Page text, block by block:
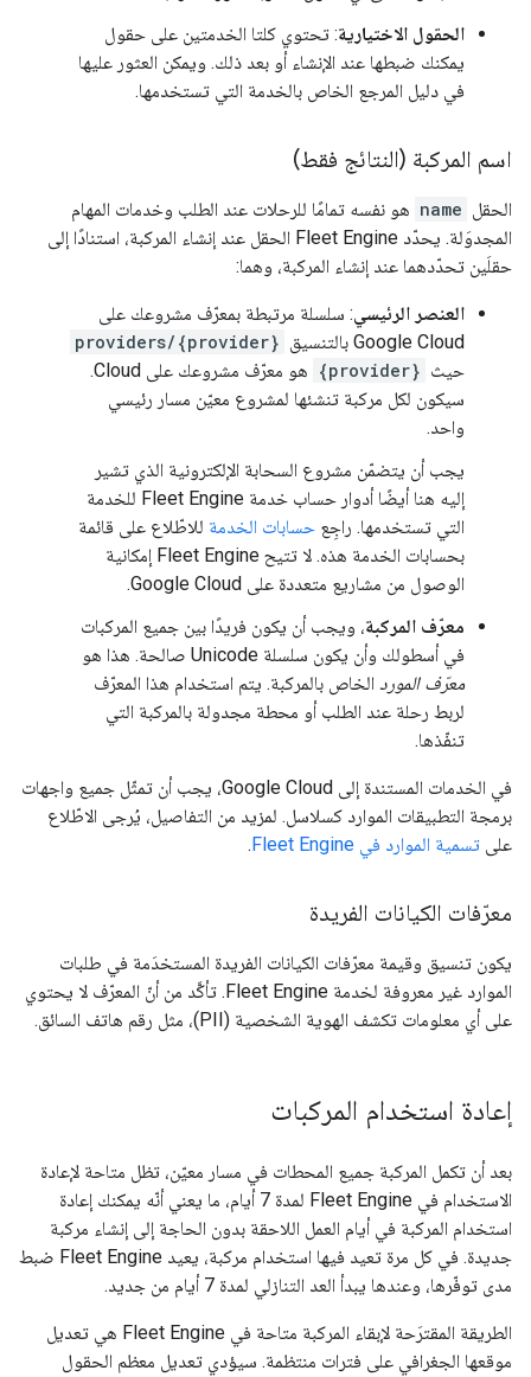
الحقول الاختيارية: تحتوي كلتا الخدمتين على حقول
يمكنك ضبطها عند الإنشاء أو بعد ذلك. ويمكن العثور عليها
في دليل المرجع الخاص بالخدمة التي تستخدمها.
اسم المركبة (النتائج فقط)
الحقل name هو نفسه تمامًا للرحلات عند الطلب وخدمات المهام
المجدوَلة. يحدّد Fleet Engine الحقل عند إنشاء المركبة، استنادًا إلى
حقلَين تحدّدهما عند إنشاء المركبة، وهما:
العنصر الرئيسي: سلسلة مرتبطة بمعرّف مشروعك على
Google Cloud بالتنسيق
providers/{provider}
حيث {provider}
هو معرّف مشروعك على Cloud.
سيكون لكل مركبة تنشئها لمشروع معيّن مسار رئيسي
واحد.
يجب أن يتضمّن مشروع السحابة الإلكترونية الذي تشير
إليه هنا أيضًا أدوار حساب خدمة Fleet Engine للخدمة
التي تستخدمها. راجِع حسابات الخدمة للاطّلاع على قائمة
بحسابات الخدمة هذه. لا تتيح Fleet Engine إمكانية
الوصول من مشاريع متعددة على Google Cloud.
معرّف المركبة، ويجب أن يكون فريدًا بين جميع المركبات
في أسطولك وأن يكون سلسلة Unicode صالحة. هذا هو
معرّف المورد الخاص بالمركبة. يتم استخدام هذا المعرّف
لربط رحلة عند الطلب أو محطة مجدولة بالمركبة التي
تنفّذها.
في الخدمات المستندة إلى Google Cloud، يجب أن تمثّل جميع واجهات
برمجة التطبيقات الموارد كسلاسل. لمزيد من التفاصيل، يُرجى الاطّلاع
على تسمية الموارد في Fleet Engine .
معرّفات الكيانات الفريدة
يكون تنسيق وقيمة معرّفات الكيانات الفريدة المستخدَمة في طلبات
الموارد غير معروفة لخدمة Fleet Engine. تأكَّد من أنّ المعرّف لا يحتوي
على أي معلومات تكشف الهوية الشخصية (PII)، مثل رقم هاتف السائق.
إعادة استخدام المركبات
بعد أن تكمل المركبة جميع المحطات في مسار معيّن، تظل متاحة لإعادة
الاستخدام في Fleet Engine لمدة 7 أيام، ما يعني أنّه يمكنك إعادة
استخدام المركبة في أيام العمل اللاحقة بدون الحاجة إلى إنشاء مركبة
جديدة. في كل مرة تعيد فيها استخدام مركبة، يعيد Fleet Engine ضبط
مدى توفّرها، وعندها يبدأ العد التنازلي لمدة 7 أيام من جديد.
الطريقة المقترَحة لإبقاء المركبة متاحة في Fleet Engine هي تعديل
موقعها الجغرافي على فترات منتظمة. سيؤدي تعديل معظم الحقول